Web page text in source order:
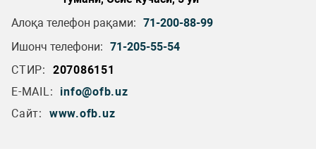
Алоқа телефон рақами: 71-200-88-99
Ишонч телефони: 71-205-55-54
СТИР:
207086151
E-MAIL:
info@ofb.uz
Сайт:
www.ofb.uz